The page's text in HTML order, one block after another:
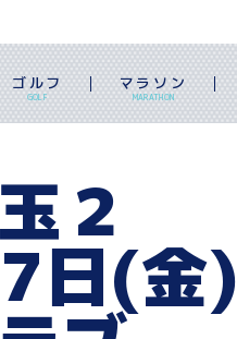
ゴルフ
GOLF
マラソン
MARATHON
２
日(金)